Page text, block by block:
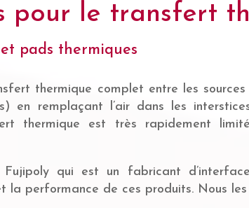
pour le transfert
pads thermiques
thermique complet entre les sources
en remplaçant l’air dans les
thermique est très rapidement
qui est un fabricant
performance de ces produits. Nous